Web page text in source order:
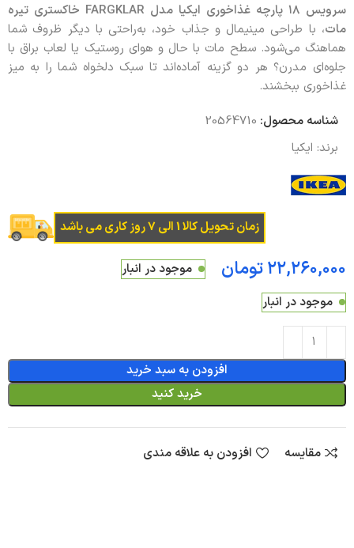
سرویس ۱۸ پارچه غذاخوری ایکیا مدل FARGKLAR خاکستری تیره
مات، با طراحی مینیمال و جذاب خود، به‌راحتی با دیگر ظروف شما
هماهنگ می‌شود. سطح مات با حال‌ و هوای روستیک یا لعاب براق با
جلوه‌ای مدرن؟ هر دو گزینه آماده‌اند تا سبک دلخواه شما را به میز
غذاخوری ببخشند.
شناسه محصول: 20564710
برند: ایکیا
زمان تحویل کالا 1 الی 7 روز کاری می باشد
تومان
موجود در انبار
موجود در انبار
افزودن به سبد خرید
خرید کنید
مقایسه افزودن به علاقه مندی